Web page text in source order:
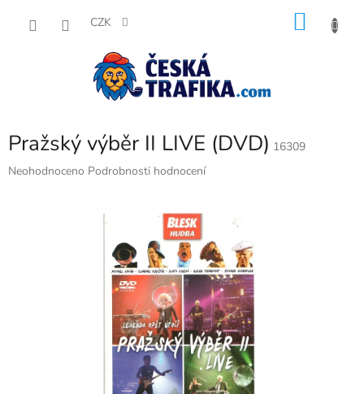
CZK
Pražský výběr II LIVE (DVD) 16309
Průměrné
Neohodnoceno Podrobnosti hodnocení